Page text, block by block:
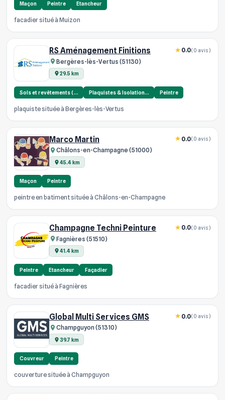
Maçon Peintre Etancheur
facadier situé à Muizon
RS Aménagement Finitions
Bergères-lès-Vertus (51130)
29.5 km
0.0(0 avis)
Sols et revêtements (… Plaquistes & Isolation… Peintre
plaquiste située à Bergères-lès-Vertus
Marco Martin
Châlons-en-Champagne (51000)
45.4 km
0.0(0 avis)
Maçon Peintre
peintre en batiment située à Châlons-en-Champagne
Champagne Techni Peinture
Fagnières (51510)
41.4 km
0.0(0 avis)
Peintre Etancheur Façadier
facadier situé à Fagnières
Global Multi Services GMS
Champguyon (51310)
39.7 km
0.0(0 avis)
Couvreur Peintre
couverture située à Champguyon